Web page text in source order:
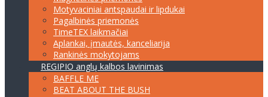
Motyvaciniai antspaudai ir lipdukai
Pagalbinės priemonės
TimeTEX laikmačiai
Aplankai, įmautės, kanceliarija
Rankinės mokytojams
REGIPIO anglų kalbos lavinimas
BAFFLE ME
BEAT ABOUT THE BUSH